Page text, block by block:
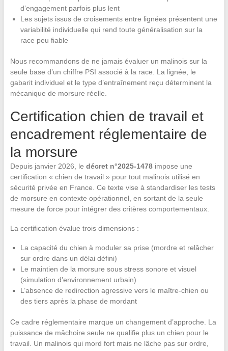
d’engagement parfois plus lent
Les sujets issus de croisements entre lignées présentent une
variabilité individuelle qui rend toute généralisation sur la
race peu fiable
Nous recommandons de ne jamais évaluer un malinois sur la
seule base d’un chiffre PSI associé à la race. La lignée, le
gabarit individuel et le type d’entraînement reçu déterminent la
mécanique de morsure réelle.
Certification chien de travail et
encadrement réglementaire de
la morsure
Depuis janvier 2026, le décret n°2025-1478impose une
certification « chien de travail » pour tout malinois utilisé en
sécurité privée en France. Ce texte vise à standardiser les tests
de morsure en contexte opérationnel, en sortant de la seule
mesure de force pour intégrer des critères comportementaux.
La certification évalue trois dimensions :
La capacité du chien à moduler sa prise (mordre et relâcher
sur ordre dans un délai défini)
Le maintien de la morsure sous stress sonore et visuel
(simulation d’environnement urbain)
L’absence de redirection agressive vers le maître-chien ou
des tiers après la phase de mordant
Ce cadre réglementaire marque un changement d’approche. La
puissance de mâchoire seule ne qualifie plus un chien pour le
travail. Un malinois qui mord fort mais ne lâche pas sur ordre,